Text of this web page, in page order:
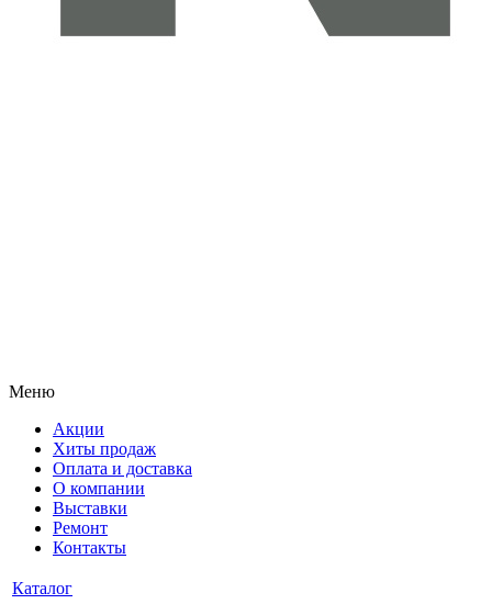
Меню
Акции
Хиты продаж
Оплата и доставка
О компании
Выставки
Ремонт
Контакты
Каталог